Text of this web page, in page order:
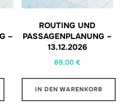
–
ROUTING UND
PASSAGENPLANUNG –
13.12.2026
89,00 €
IN DEN WARENKORB